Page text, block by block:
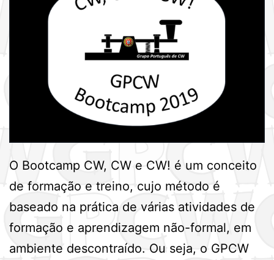
O Bootcamp CW, CW e CW! é um conceito
de formação e treino, cujo método é
baseado na prática de várias atividades de
formação e aprendizagem não-formal, em
ambiente descontraído. Ou seja, o GPCW